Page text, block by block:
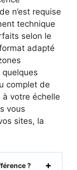
n’est requise
technique
selon le
adapté
quelques
complet de
à votre échelle
vous
sites, la
?